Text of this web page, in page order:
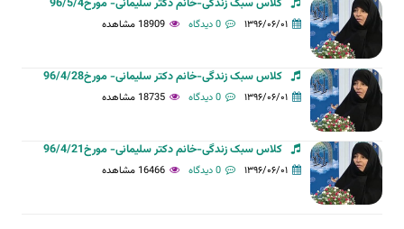
۱۳۹۶/۰۶/۰۱ 0 دیدگاه 18909 مشاهده
کلاس سبک زندگی-خانم دکتر سلیمانی- مورخ96/4/28
۱۳۹۶/۰۶/۰۱ 0 دیدگاه 18735 مشاهده
کلاس سبک زندگی-خانم دکتر سلیمانی- مورخ96/4/21
۱۳۹۶/۰۶/۰۱ 0 دیدگاه 16466 مشاهده